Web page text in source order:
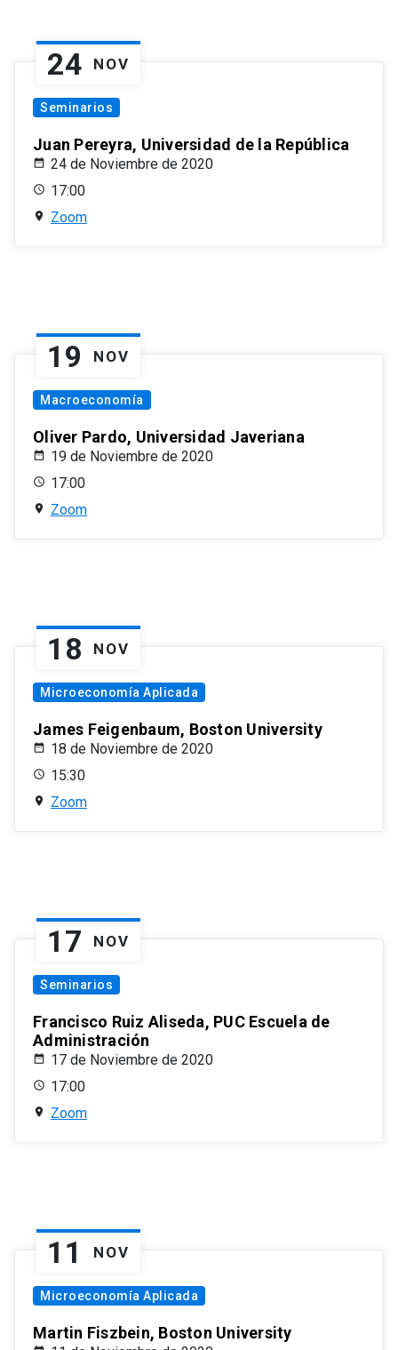
24 NOV
Seminarios
Juan Pereyra, Universidad de la República
24 de Noviembre de 2020
17:00
Zoom
19 NOV
Macroeconomía
Oliver Pardo, Universidad Javeriana
19 de Noviembre de 2020
17:00
Zoom
18 NOV
Microeconomía Aplicada
James Feigenbaum, Boston University
18 de Noviembre de 2020
15:30
Zoom
17 NOV
Seminarios
Francisco Ruiz Aliseda, PUC Escuela de
Administración
17 de Noviembre de 2020
17:00
Zoom
11 NOV
Microeconomía Aplicada
Martin Fiszbein, Boston University